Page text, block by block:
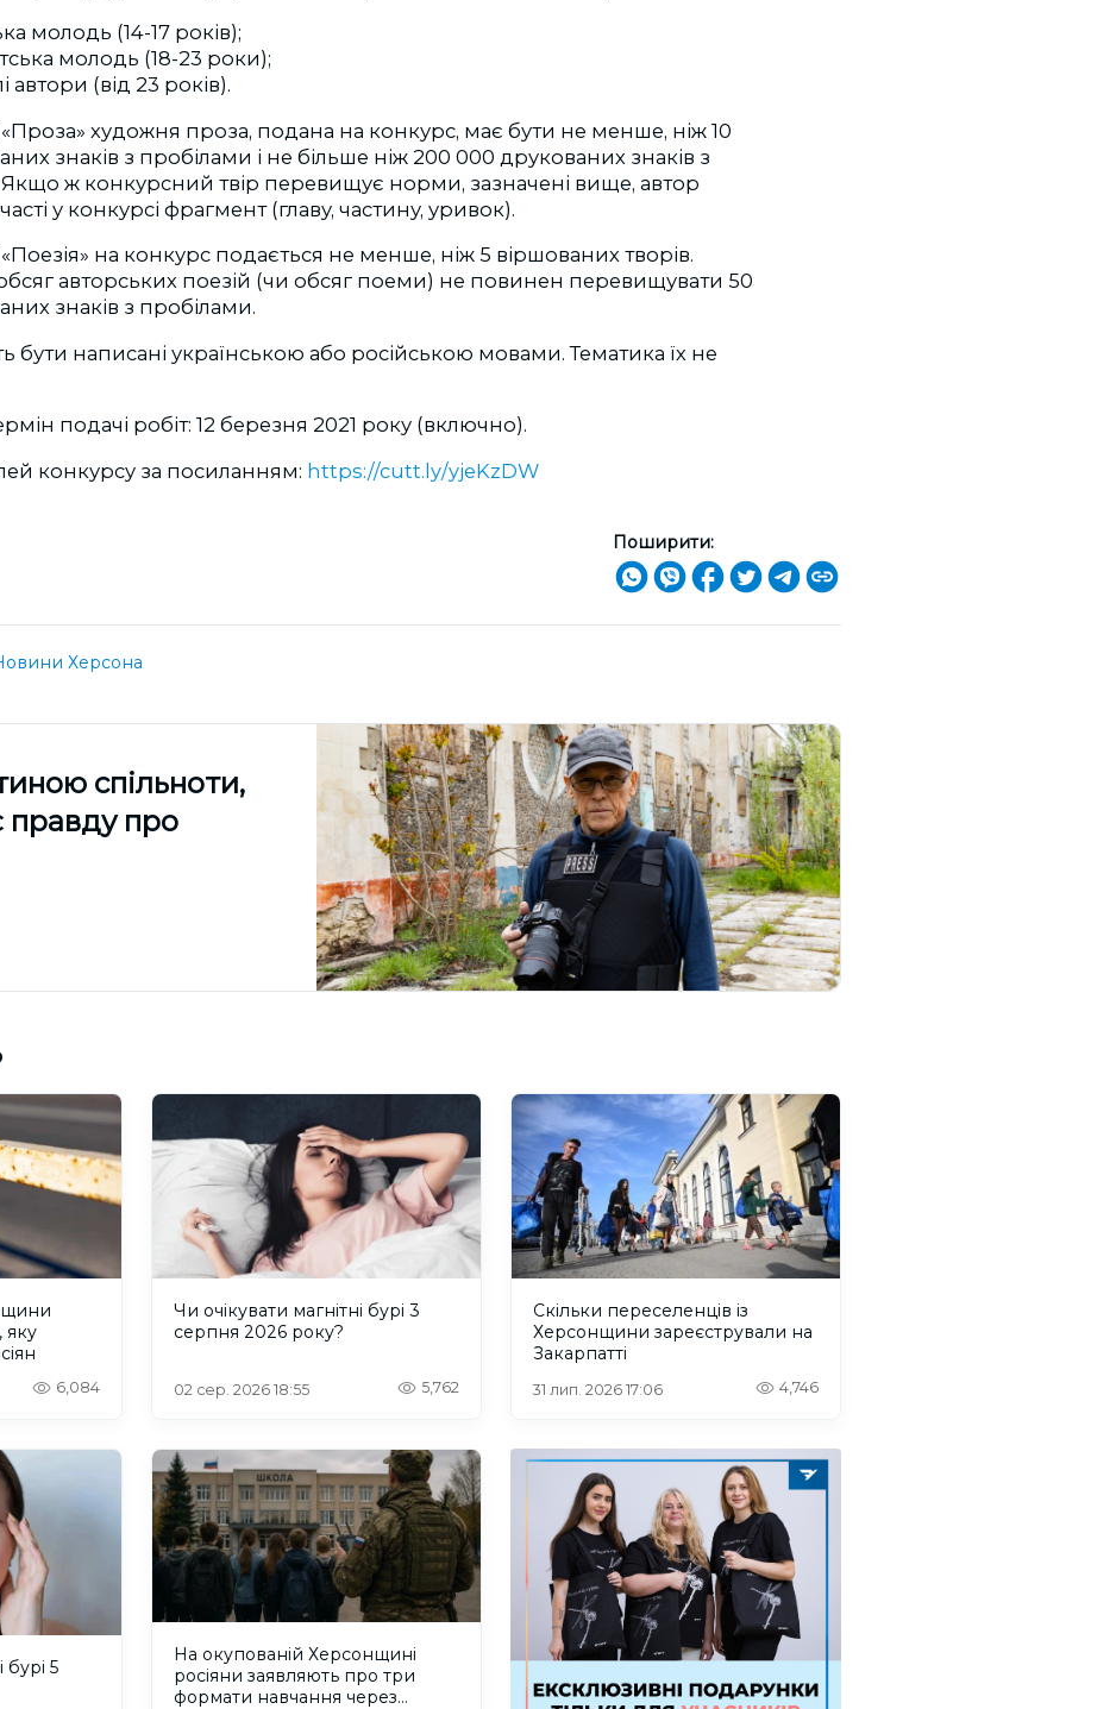
молодь (14-17 років);
молодь (18-23 роки);
автори (від 23 років).
«Проза» художня проза, подана на конкурс, має бути не менше, ніж 10
знаків з пробілами і не більше ніж 200 000 друкованих знаків з
ж конкурсний твір перевищує норми, зазначені вище, автор
у конкурсі фрагмент (главу, частину, уривок).
«Поезія» на конкурс подається не менше, ніж 5 віршованих творів.
авторських поезій (чи обсяг поеми) не повинен перевищувати 50
знаків з пробілами.
бути написані українською або російською мовами. Тематика їх не
подачі робіт: 12 березня 2021 року (включно).
конкурсу за посиланням: https://cutt.ly/yjeKzDW
Поширити:
Херсона
спільноти,
правду про
яку
6,084
Чи очікувати магнітні бурі 3
серпня 2026 року?
02 сер. 2026 18:55 5,762
Скільки переселенців із
Херсонщини зареєстрували на
Закарпатті
31 лип. 2026 17:06 4,746
бурі 5
На окупованій Херсонщині
росіяни заявляють про три
формати навчання через